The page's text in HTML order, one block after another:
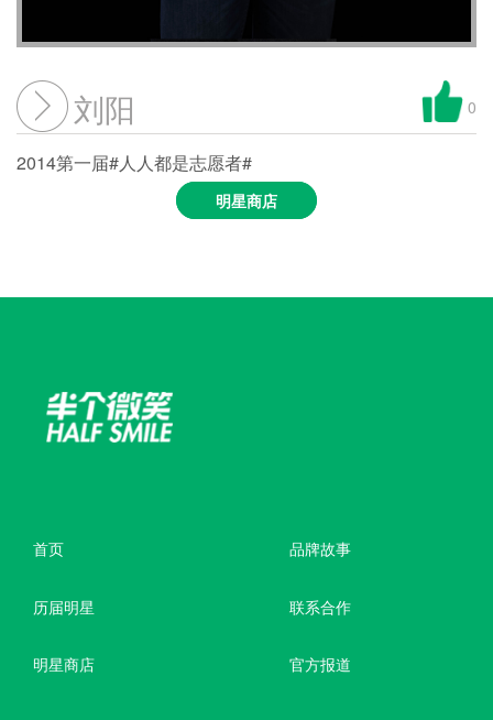
刘阳 0
2014第一届#人人都是志愿者#
明星商店
首页
历届明星
品牌故事
联系合作
明星商店 官方报道